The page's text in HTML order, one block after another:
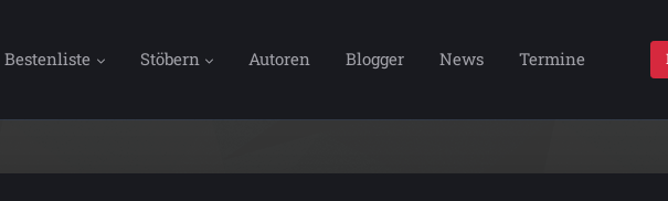
Bestenliste Stöbern Autoren Blogger News Termine